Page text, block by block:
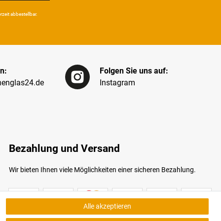
ab­bestel­lbar.
Folgen Sie uns auf:
Instagram
Bezahlung und Versand
Wir bieten Ihnen viele Möglichkeiten einer sicheren Bezahlung.
Alle akzeptieren